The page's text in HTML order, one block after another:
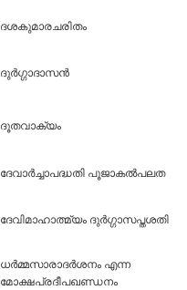
ദശകുമാരചരിതം
ദുര്‍ഗ്ഗാദാസന്‍
ദൂതവാക്യം
ദേവാര്‍ച്ചാപദ്ധതി പൂജാകല്‍പലത
ദേവിമാഹാത്മ്യം ദുര്‍ഗ്ഗാസപ്തശതി
ധര്‍മ്മസാരാദര്‍ശനം എന്ന
മോക്ഷപ്രദീപഖണ്ഡനം